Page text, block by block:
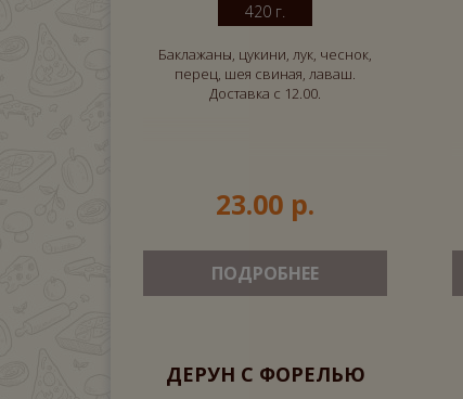
420 г.
Баклажаны, цукини, лук, чеснок,
перец, шея свиная, лаваш.
Доставка с 12.00.
23.00 р.
ПОДРОБНЕЕ
ДЕРУН С ФОРЕЛЬЮ